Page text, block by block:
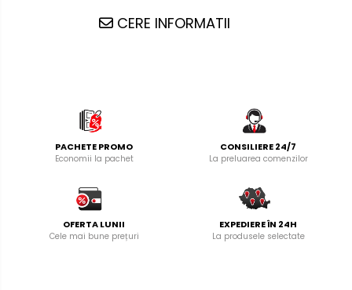
CERE INFORMATII
PACHETE PROMO
Economii la pachet
CONSILIERE 24/7
La preluarea comenzilor
OFERTA LUNII
Cele mai bune prețuri
EXPEDIERE ÎN 24H
La produsele selectate